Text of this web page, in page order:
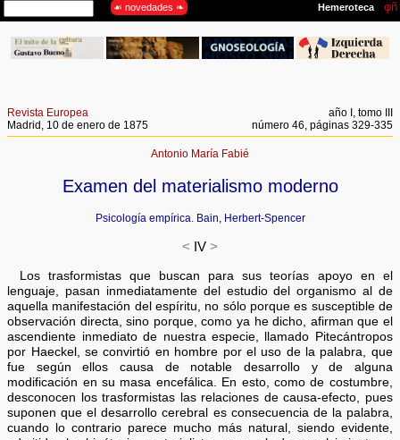
Revista Europea
Madrid, 10 de enero de 1875
año I, tomo III
número 46, páginas 329-335
Antonio María Fabié
Examen del materialismo moderno
Psicología empírica. Bain, Herbert-Spencer
< IV >
Los trasformistas que buscan para sus teorías apoyo en el
lenguaje, pasan inmediatamente del estudio del organismo al de
aquella manifestación del espíritu, no sólo porque es susceptible de
observación directa, sino porque, como ya he dicho, afirman que el
ascendiente inmediato de nuestra especie, llamado Pitecántropos
por Haeckel, se convirtió en hombre por el uso de la palabra, que
fue según ellos causa de notable desarrollo y de alguna
modificación en su masa encefálica. En esto, como de costumbre,
desconocen los trasformistas las relaciones de causa-efecto, pues
suponen que el desarrollo cerebral es consecuencia de la palabra,
cuando lo contrario parece mucho más natural, siendo evidente,